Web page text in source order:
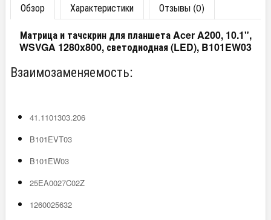
Обзор Характеристики
Отзывы (0)
Матрица и тачскрин для планшета Acer A200, 10.1",
WSVGA 1280x800, светодиодная (LED), B101EW03
Взаимозаменяемость:
41.1101303.206
B101EVT03
B101EW03
25EA0027C02Z
1260025632